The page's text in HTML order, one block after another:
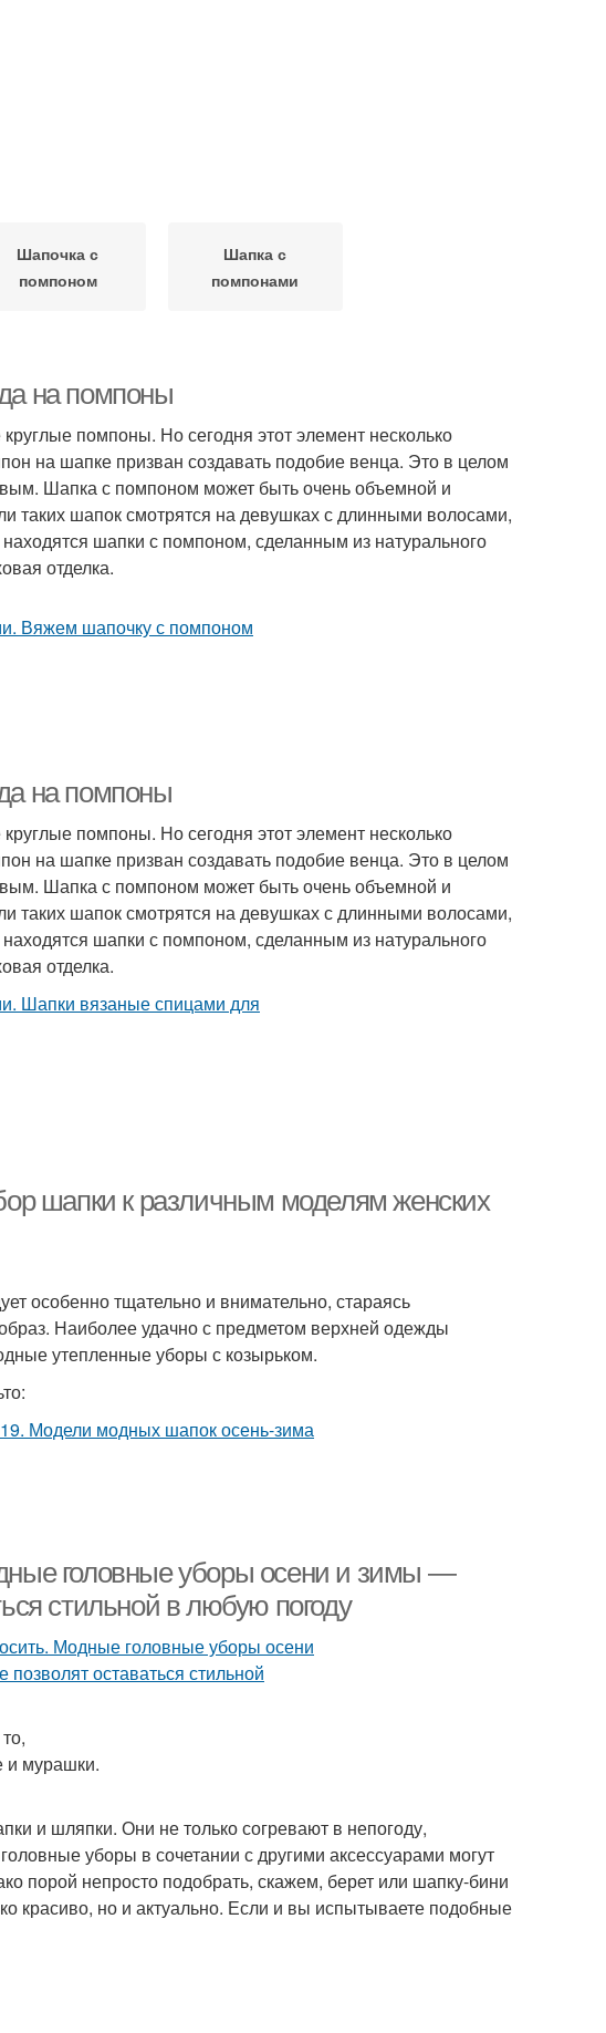
Шапочка с
помпоном
Шапка с
помпонами
на помпоны
помпоны. Но сегодня этот элемент несколько
на шапке призван создавать подобие венца. Это в целом
Шапка с помпоном может быть очень объемной и
таких шапок смотрятся на девушках с длинными волосами,
шапки с помпоном, сделанным из натурального
отделка.
на помпоны
помпоны. Но сегодня этот элемент несколько
на шапке призван создавать подобие венца. Это в целом
Шапка с помпоном может быть очень объемной и
таких шапок смотрятся на девушках с длинными волосами,
шапки с помпоном, сделанным из натурального
отделка.
шапки к различным моделям женских
особенно тщательно и внимательно, стараясь
Наиболее удачно с предметом верхней одежды
утепленные уборы с козырьком.
головные уборы осени и зимы —
стильной в любую погоду
и мурашки.
и шляпки. Они не только согревают в непогоду,
уборы в сочетании с другими аксессуарами могут
порой непросто подобрать, скажем, берет или шапку-бини
красиво, но и актуально. Если и вы испытываете подобные